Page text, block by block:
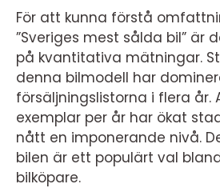
För att kunna förstå
”Sveriges mest sålda bil” är
på kvantitativa mätningar.
denna bilmodell har
försäljningslistorna i flera år.
exemplar per år har ökat
nått en imponerande nivå.
bilen är ett populärt val
bilköpare.